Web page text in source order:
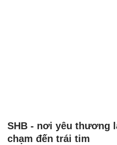
SHB - nơi yêu thương
chạm đến trái tim